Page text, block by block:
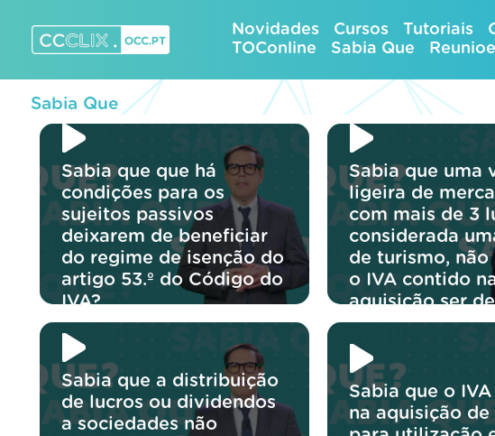
content
Novidades Cursos Tutoriais
TOConline
Sabia Que
Sabia Que
Sabia que que há
condições para os
sujeitos passivos
deixarem de beneficiar
do regime de isenção do
artigo 53.º do Código do
IVA?
Sabia que uma
ligeira de
com mais de 3
considerada
de turismo, não
o IVA contido
aquisição ser
Sabia que a distribuição
de lucros ou dividendos
a sociedades não
Sabia que o
na aquisição de